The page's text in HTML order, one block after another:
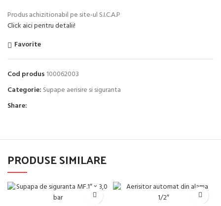
Produs achizitionabil pe site-ul S.I.C.A.P
Click aici pentru detalii!
Favorite
Cod produs 100062003
Categorie: Supape aerisire si siguranta
Share:
PRODUSE SIMILARE